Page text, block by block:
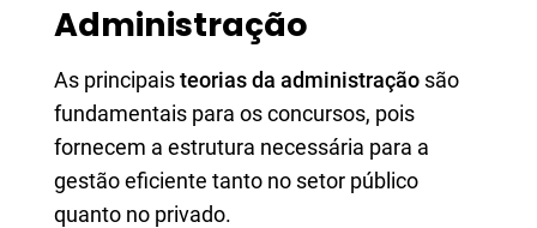
Administração
As principaisteorias da administração são
fundamentais para os concursos, pois
fornecem a estrutura necessária para a
gestão eficiente tanto no setor público
quanto no privado.